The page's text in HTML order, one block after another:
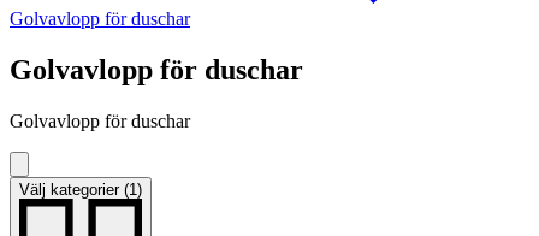
Golvavlopp för duschar
Golvavlopp för duschar
Golvavlopp för duschar
Välj kategorier (1)